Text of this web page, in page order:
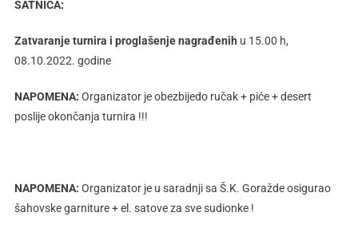
SATNICA:
Zatvaranje turnira i proglašenje nagrađenih u 15.00 h,
08.10.2022. godine
NAPOMENA: Organizator je obezbijedo ručak + piće + desert
poslije okončanja turnira !!!
NAPOMENA: Organizator je u saradnji sa Š.K. Goražde osigurao
šahovske garniture + el. satove za sve sudionke !